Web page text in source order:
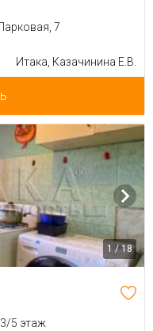
7
Итака, Казачинина Е.В.
1 / 18
3/5 этаж